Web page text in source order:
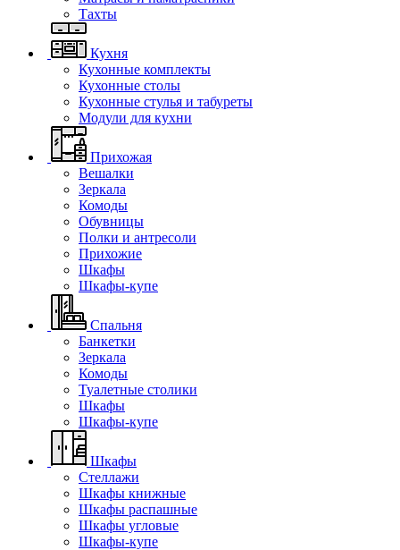
Тахты
Кухня
Кухонные комплекты
Кухонные столы
Кухонные стулья и табуреты
Модули для кухни
Прихожая
Вешалки
Зеркала
Комоды
Обувницы
Полки и антресоли
Прихожие
Шкафы
Шкафы-купе
Спальня
Банкетки
Зеркала
Комоды
Туалетные столики
Шкафы
Шкафы-купе
Шкафы
Стеллажи
Шкафы книжные
Шкафы распашные
Шкафы угловые
Шкафы-купе